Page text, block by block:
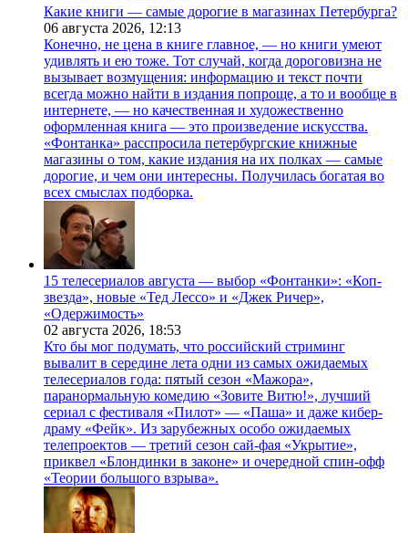
Какие книги — самые дорогие в магазинах Петербурга?
06 августа 2026, 12:13
Конечно, не цена в книге главное, — но книги умеют
удивлять и ею тоже. Тот случай, когда дороговизна не
вызывает возмущения: информацию и текст почти
всегда можно найти в издания попроще, а то и вообще в
интернете, — но качественная и художественно
оформленная книга — это произведение искусства.
«Фонтанка» расспросила петербургские книжные
магазины о том, какие издания на их полках — самые
дорогие, и чем они интересны. Получилась богатая во
всех смыслах подборка.
15 телесериалов августа — выбор «Фонтанки»: «Коп-
звезда», новые «Тед Лессо» и «Джек Ричер»,
«Одержимость»
02 августа 2026, 18:53
Кто бы мог подумать, что российский стриминг
вывалит в середине лета одни из самых ожидаемых
телесериалов года: пятый сезон «Мажора»,
паранормальную комедию «Зовите Витю!», лучший
сериал с фестиваля «Пилот» — «Паша» и даже кибер-
драму «Фейк». Из зарубежных особо ожидаемых
телепроектов — третий сезон сай-фая «Укрытие»,
приквел «Блондинки в законе» и очередной спин-офф
«Теории большого взрыва».